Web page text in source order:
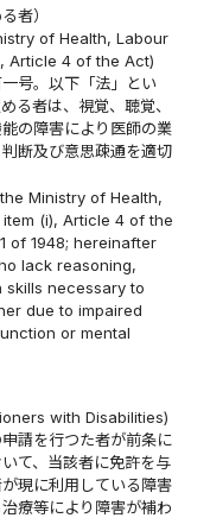
者）
of Health, Labour
Article 4 of the Act)
一号。以下「法」とい
る者は、視覚、聴覚、
の障害により医師の業
断及び意思疎通を適切
Ministry of Health,
(i), Article 4 of the
of 1948; hereinafter
lack reasoning,
skills necessary to
due to impaired
or mental
with Disabilities)
請を行つた者が前条に
て、当該者に免許を与
現に利用している障害
療等により障害が補わ